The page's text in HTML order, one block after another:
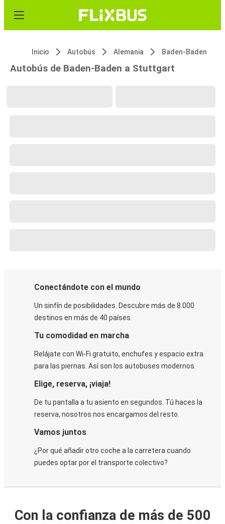
Inicio Autobús Alemania Baden-Baden
Autobús de Baden-Baden a Stuttgart
Conectándote con el mundo
Un sinfín de posibilidades. Descubre más de 8.000
destinos en más de 40 países.
Tu comodidad en marcha
Relájate con Wi-Fi gratuito, enchufes y espacio extra
para las piernas. Así son los autobuses modernos.
Elige, reserva, ¡viaja!
De tu pantalla a tu asiento en segundos. Tú haces la
reserva, nosotros nos encargamos del resto.
Vamos juntos
¿Por qué añadir otro coche a la carretera cuando
puedes optar por el transporte colectivo?
Con la confianza de más de 500